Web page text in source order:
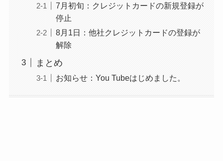
7月初旬：クレジットカードの新規登録が
停止
8月1日：他社クレジットカードの登録が
解除
まとめ
お知らせ：You Tubeはじめました。